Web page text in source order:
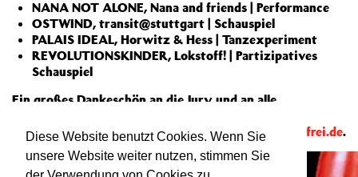
Diese Website benutzt Cookies. Wenn Sie
unsere Website weiter nutzen, stimmen Sie
NANA NOT ALONE, Nana and friends | Performance
OSTWIND, transit@stuttgart | Schauspiel
PALAIS IDEAL, Horwitz & Hess | Tanzexperiment
REVOLUTIONSKINDER, Lokstoff! | Partizipatives
Schauspiel
Ein großes Dankeschön an die Jury und an alle
Mehr Informationen zum Festival gibt es auf
6tagefrei.de.